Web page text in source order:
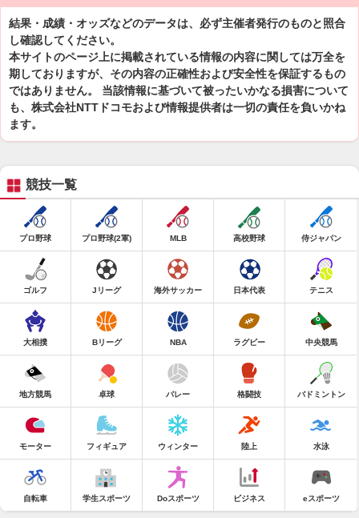
結果・成績・オッズなどのデータは、必ず主催者発行のものと照合
し確認してください。
本サイトのページ上に掲載されている情報の内容に関しては万全を
期しておりますが、その内容の正確性および安全性を保証するもの
ではありません。 当該情報に基づいて被ったいかなる損害について
も、株式会社NTTドコモおよび情報提供者は一切の責任を負いかね
ます。
競技一覧
プロ野球 プロ野球(2軍) MLB 高校野球 侍ジャパン
ゴルフ Jリーグ 海外サッカー 日本代表 テニス
大相撲 Bリーグ NBA ラグビー 中央競馬
地方競馬 卓球 バレー 格闘技 バドミントン
モーター フィギュア ウィンター 陸上 水泳
自転車 学生スポーツ Doスポーツ ビジネス eスポーツ